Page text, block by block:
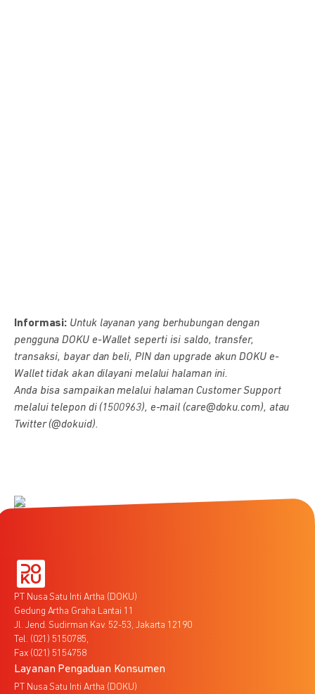
Informasi: Untuk layanan yang berhubungan dengan
pengguna DOKU e-Wallet seperti isi saldo, transfer,
transaksi, bayar dan beli, PIN dan upgrade akun DOKU e-
Wallet tidak akan dilayani melalui halaman ini.
Anda bisa sampaikan melalui halaman Customer Support
melalui telepon di (1500963), e-mail (care@doku.com), atau
Twitter (@dokuid).
PT Nusa Satu Inti Artha (DOKU)
Gedung Artha Graha Lantai 11
Jl. Jend. Sudirman Kav. 52-53, Jakarta 12190
Tel. (021) 5150785,
Fax (021) 5154758
Layanan Pengaduan Konsumen
PT Nusa Satu Inti Artha (DOKU)